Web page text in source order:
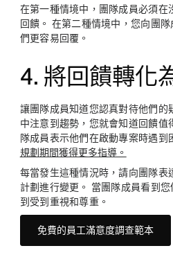
在第一種情境中，團隊成員必須在
回饋。 在第二種情境中，您向團
們更容易回覆。
4. 將回饋轉化
讓團隊成員知道您認真對待他們的
中注意到趨勢，您就會知道回饋值
隊成員表示他們在啟動專案時遇到
規劃期間獲得更多指導。
每當發生這種情況時，請向團隊表
計劃進行變更。 當團隊成員看到
到受到重視和尊重。
免費的員工滿意度調查範本